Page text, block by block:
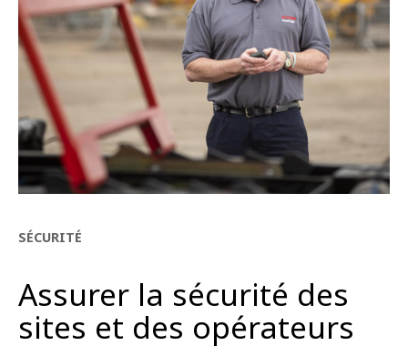
SÉCURITÉ
Assurer la sécurité des
sites et des opérateurs